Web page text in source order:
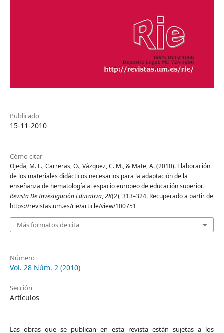
Publicado
15-11-2010
Cómo citar
Ojeda, M. L., Carreras, O., Vázquez, C. M., & Mate, A. (2010). Elaboración
de los materiales didácticos necesarios para la adaptación de la
enseñanza de hematología al espacio europeo de educación superior.
Revista De Investigación Educativa,28(2), 313–324. Recuperado a partir de
https://revistas.um.es/rie/article/view/100751
Más formatos de cita
Número
Vol. 28 Núm. 2 (2010)
Sección
Artículos
Las obras que se publican en esta revista están sujetas a los